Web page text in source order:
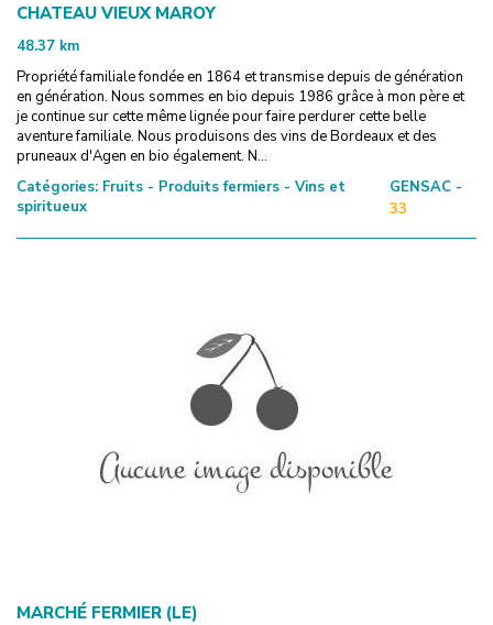
CHATEAU VIEUX MAROY
48.37 km
Propriété familiale fondée en 1864 et transmise depuis de génération
en génération. Nous sommes en bio depuis 1986 grâce à mon père et
je continue sur cette même lignée pour faire perdurer cette belle
aventure familiale. Nous produisons des vins de Bordeaux et des
pruneaux d'Agen en bio également. N...
Catégories: Fruits - Produits fermiers - Vins et
spiritueux
GENSAC -
33
MARCHÉ FERMIER (LE)